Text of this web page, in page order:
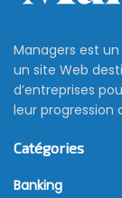
Managers est
un site Web
d’entreprises
leur progression
Catégories
Banking